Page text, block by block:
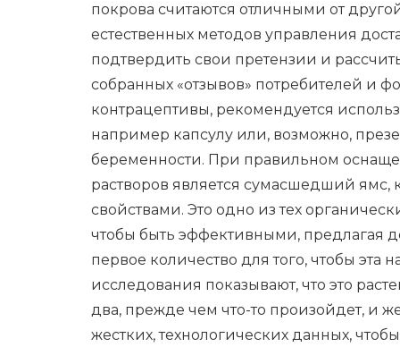
покрова считаются отличными от
естественных методов управления
подтвердить свои претензии и
собранных «отзывов» потребителей и
контрацептивы, рекомендуется
например капсулу или, возможно,
беременности. При правильном
растворов является сумасшедший ямс,
свойствами. Это одно из тех
чтобы быть эффективными, предлагая
первое количество для того, чтобы эта
исследования показывают, что это
два, прежде чем что-то произойдет, и
жестких, технологических данных,